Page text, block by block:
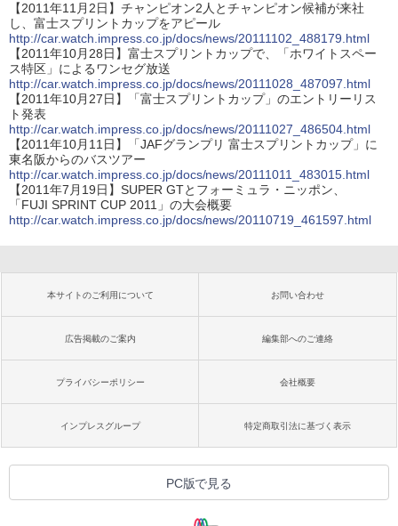
【2011年11月2日】チャンピオン2人とチャンピオン候補が来社
し、富士スプリントカップをアピール
http://car.watch.impress.co.jp/docs/news/20111102_488179.html
【2011年10月28日】富士スプリントカップで、「ホワイトスペー
ス特区」によるワンセグ放送
http://car.watch.impress.co.jp/docs/news/20111028_487097.html
【2011年10月27日】「富士スプリントカップ」のエントリーリス
ト発表
http://car.watch.impress.co.jp/docs/news/20111027_486504.html
【2011年10月11日】「JAFグランプリ 富士スプリントカップ」に
東名阪からのバスツアー
http://car.watch.impress.co.jp/docs/news/20111011_483015.html
【2011年7月19日】SUPER GTとフォーミュラ・ニッポン、
「FUJI SPRINT CUP 2011」の大会概要
http://car.watch.impress.co.jp/docs/news/20110719_461597.html
本サイトのご利用について お問い合わせ
広告掲載のご案内 編集部へのご連絡
プライバシーポリシー 会社概要
インプレスグループ 特定商取引法に基づく表示
PC版で見る